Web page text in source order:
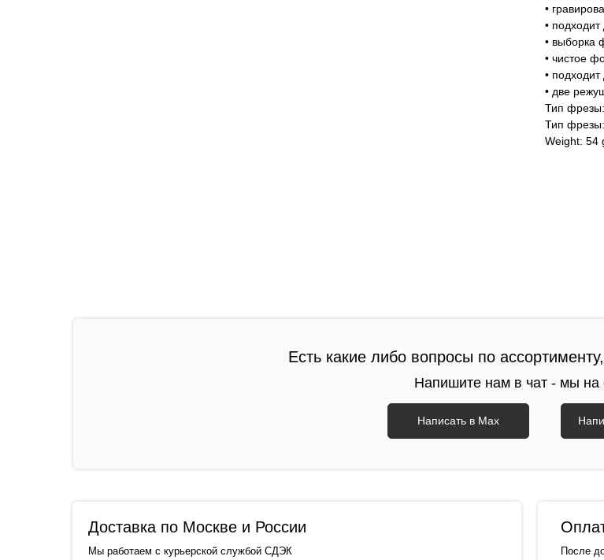
•
•
• выборка
• чистое
•
• две
Тип
Тип
Weight: 54
Есть какие либо вопросы по
Напишите нам в чат - мы на
Написать в Max
Доставка по Москве и России
Мы работаем с курьерской службой СДЭК
После